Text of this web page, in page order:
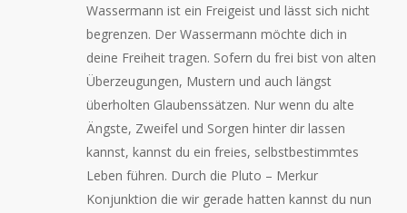
Wassermann ist ein Freigeist und lässt sich nicht
begrenzen. Der Wassermann möchte dich in
deine Freiheit tragen. Sofern du frei bist von alten
Überzeugungen, Mustern und auch längst
überholten Glaubenssätzen. Nur wenn du alte
Ängste, Zweifel und Sorgen hinter dir lassen
kannst, kannst du ein freies, selbstbestimmtes
Leben führen. Durch die Pluto – Merkur
Konjunktion die wir gerade hatten kannst du nun